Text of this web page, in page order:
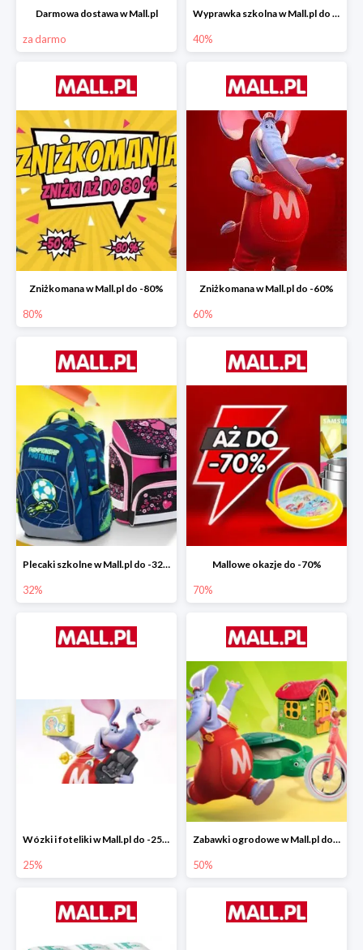
Darmowa dostawa w Mall.pl
za darmo
Wyprawka szkolna w Mall.pl do -40%
40%
Zniżkomana w Mall.pl do -80%
80%
Zniżkomana w Mall.pl do -60%
60%
Plecaki szkolne w Mall.pl do -32%
32%
Mallowe okazje do -70%
70%
Wózki i foteliki w Mall.pl do -25%
25%
Zabawki ogrodowe w Mall.pl do -40%
50%